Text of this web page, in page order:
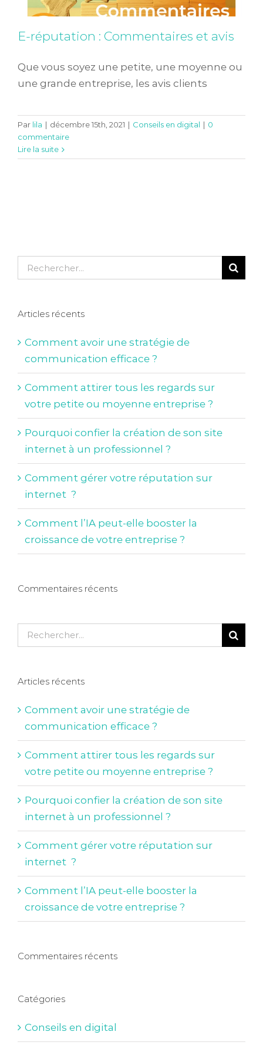
E-réputation : Commentaires et avis
Que vous soyez une petite, une moyenne ou
une grande entreprise, les avis clients
Par lila | décembre 15th, 2021 | Conseils en digital | 0
commentaire
Lire la suite
Rechercher:
Articles récents
Comment avoir une stratégie de
communication efficace ?
Comment attirer tous les regards sur
votre petite ou moyenne entreprise ?
Pourquoi confier la création de son site
internet à un professionnel ?
Comment gérer votre réputation sur
internet ?
Comment l’IA peut-elle booster la
croissance de votre entreprise ?
Commentaires récents
Rechercher:
Articles récents
Comment avoir une stratégie de
communication efficace ?
Comment attirer tous les regards sur
votre petite ou moyenne entreprise ?
Pourquoi confier la création de son site
internet à un professionnel ?
Comment gérer votre réputation sur
internet ?
Comment l’IA peut-elle booster la
croissance de votre entreprise ?
Commentaires récents
Catégories
Conseils en digital